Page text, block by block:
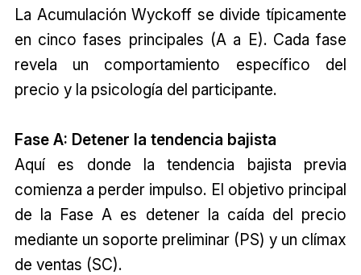
La Acumulación Wyckoff se divide típicamente
en cinco fases principales (A a E). Cada fase
revela un comportamiento específico del
precio y la psicología del participante.
Fase A: Detener la tendencia bajista
Aquí es donde la tendencia bajista previa
comienza a perder impulso. El objetivo principal
de la Fase A es detener la caída del precio
mediante un soporte preliminar (PS) y un clímax
de ventas (SC).